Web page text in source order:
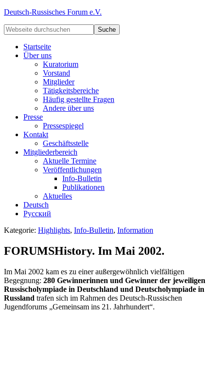
Deutsch-Russisches Forum e.V.
Startseite
Über uns
Kuratorium
Vorstand
Mitglieder
Tätigkeitsbereiche
Häufig gestellte Fragen
Andere über uns
Presse
Pressespiegel
Kontakt
Geschäftsstelle
Mitgliederbereich
Aktuelle Termine
Veröffentlichungen
Info-Bulletin
Publikationen
Aktuelles
Deutsch
Русский
Kategorie: Highlights, Info-Bulletin, Information
FORUMSHistory. Im Mai 2002.
Im Mai 2002 kam es zu einer außergewöhnlich vielfältigen
Begegnung: 280 Gewinnerinnen und Gewinner der jeweiligen
Russischolympiade in Deutschland und Deutscholympiade in
Russland trafen sich im Rahmen des Deutsch-Russischen
Jugendforums „Gemeinsam ins 21. Jahrhundert“.